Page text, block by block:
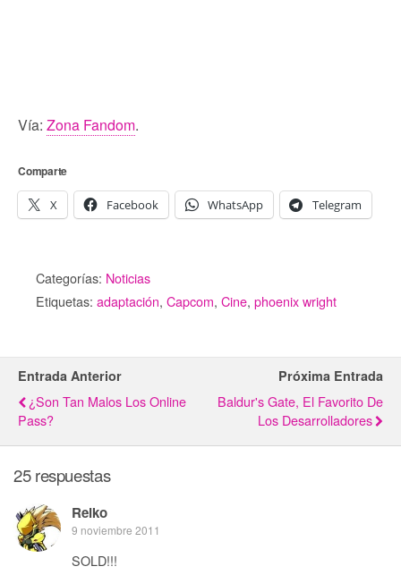
Vía: Zona Fandom.
Comparte
X Facebook WhatsApp Telegram
Categorías: Noticias
Etiquetas: adaptación, Capcom, Cine, phoenix wright
Entrada Anterior
¿Son Tan Malos Los Online
Pass?
Próxima Entrada
Baldur's Gate, El Favorito De
Los Desarrolladores
25 respuestas
Reiko
9 noviembre 2011
SOLD!!!